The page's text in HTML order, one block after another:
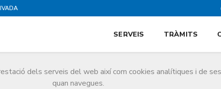
dels serveis del web així com cookies analítiques i de
quan navegues.
SERVEIS TRÀMITS